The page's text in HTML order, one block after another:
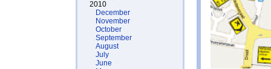
2010
December
November
October
September
August
July
June